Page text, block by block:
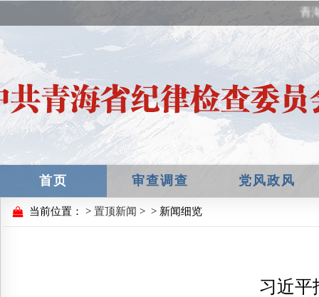
青
首页 审查调查 党风政风
当前位置： > 置顶新闻 > > 新闻细览
习近平